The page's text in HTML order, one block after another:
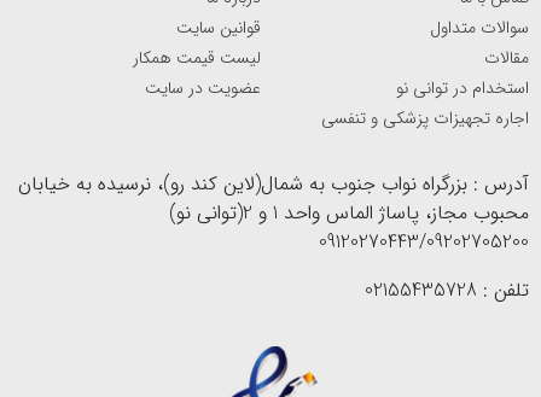
سوالات متداول
قوانین سایت
مقالات
لیست قیمت همکار
استخدام در توانی نو
عضویت در سایت
اجاره تجهیزات پزشکی و تنفسی
آدرس : بزرگراه نواب جنوب به شمال(لاین کند رو)، نرسیده به خیابان
محبوب مجاز، پاساژ الماس واحد 1 و 2(توانی نو)
09120270443/09202705200
تلفن : 02155435728